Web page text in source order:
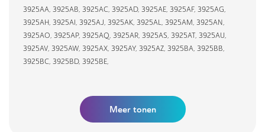
3925AA, 3925AB, 3925AC, 3925AD, 3925AE, 3925AF, 3925AG,
3925AH, 3925AI , 3925AJ, 3925AK, 3925AL, 3925AM , 3925AN ,
3925AO, 3925AP, 3925AQ, 3925AR, 3925AS, 3925AT, 3925AU,
3925AV, 3925AW, 3925AX, 3925AY, 3925AZ, 3925BA, 3925BB,
3925BC, 3925BD, 3925BE,
Meer tonen